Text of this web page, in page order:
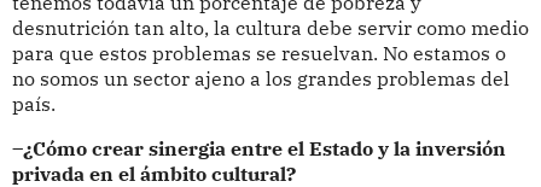
desnutrición tan alto, la cultura debe servir como medio
para que estos problemas se resuelvan. No estamos o
no somos un sector ajeno a los grandes problemas del
país.
–¿Cómo crear sinergia entre el Estado y la inversión
privada en el ámbito cultural?